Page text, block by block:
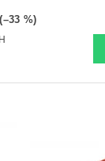
%)